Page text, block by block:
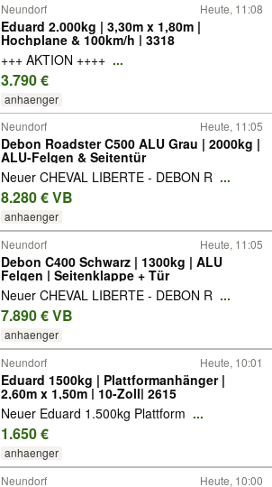
Neundorf Heute, 11:08
Eduard 2.000kg | 3,30m x 1,80m |
Hochplane & 100km/h | 3318
+++ AKTION ++++ ...
3.790 €
anhaenger
Neundorf Heute, 11:05
Debon Roadster C500 ALU Grau | 2000kg |
ALU-Felgen & Seitentür
Neuer CHEVAL LIBERTE - DEBON R ...
8.280 € VB
anhaenger
Neundorf Heute, 11:05
Debon C400 Schwarz | 1300kg | ALU
Felgen | Seitenklappe + Tür
Neuer CHEVAL LIBERTE - DEBON R ...
7.890 € VB
anhaenger
Neundorf Heute, 10:01
Eduard 1500kg | Plattformanhänger |
2,60m x 1,50m | 10-Zoll| 2615
Neuer Eduard 1.500kg Plattform ...
1.650 €
anhaenger
Neundorf Heute, 10:00